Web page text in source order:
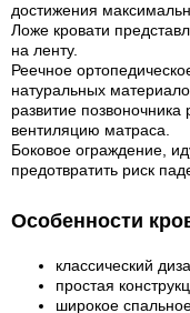
достижения
Ложе кровати
на ленту.
Реечное
натуральных
развитие
вентиляцию матраса.
Боковое ограждение,
предотвратить риск
Особенности
классический
простая
широкое